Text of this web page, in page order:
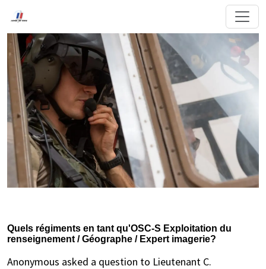
Quels régiments en tant qu'OSC-S Exploitation du
renseignement / Géographe / Expert imagerie?
Anonymous asked a question to Lieutenant C.